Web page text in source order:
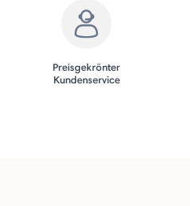
Preisgekrönter
Kundenservice